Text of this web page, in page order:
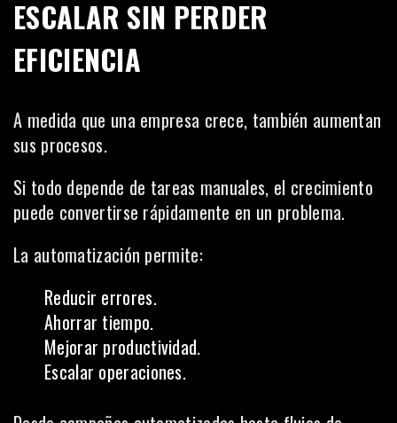
ESCALAR SIN PERDER
EFICIENCIA
A medida que una empresa crece, también aumentan
sus procesos.
Si todo depende de tareas manuales, el crecimiento
puede convertirse rápidamente en un problema.
La automatización permite:
Reducir errores.
Ahorrar tiempo.
Mejorar productividad.
Escalar operaciones.